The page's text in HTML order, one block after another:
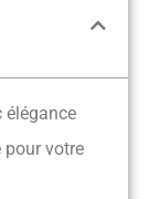
élégance
pour votre